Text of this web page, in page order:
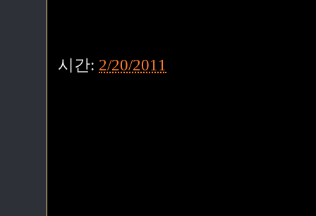
시간: 2/20/2011